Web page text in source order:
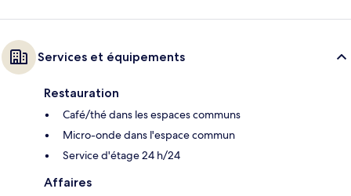
Services et équipements
Restauration
Café/thé dans les espaces communs
Micro-onde dans l'espace commun
Service d'étage 24 h/24
Affaires